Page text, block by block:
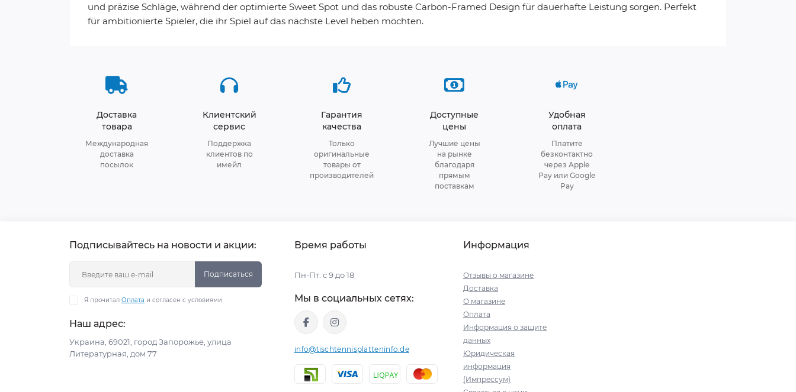
und präzise Schläge, während der optimierte Sweet Spot und das robuste Carbon-Framed Design für dauerhafte Leistung sorgen. Perfekt
für ambitionierte Spieler, die ihr Spiel auf das nächste Level heben möchten.
Доставка
товара
Международная
доставка
посылок
Клиентский
сервис
Поддержка
клиентов по
имейл
Гарантия
качества
Только
оригинальные
товары от
производителей
Доступные
цены
Лучшие цены
на рынке
благодаря
прямым
поставкам
Удобная
оплата
Платите
безконтактно
через Apple
Pay или Google
Pay
Подписывайтесь на новости и акции:
Подписаться
Я прочитал Оплата и согласен с условиями
Наш адрес:
Украина, 69021, город Запорожье, улица
Литературная, дом 77
Время работы
Пн-Пт: с 9 до 18
Мы в социальных сетях:
info@tischtennisplatteninfo.de
Информация
Отзывы о магазине
Доставка
О магазине
Оплата
Информация о защите
данных
Юридическая
информация
(Импрессум)